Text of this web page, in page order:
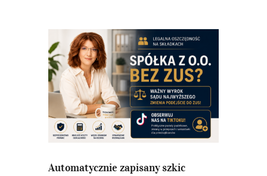
Automatycznie zapisany szkic